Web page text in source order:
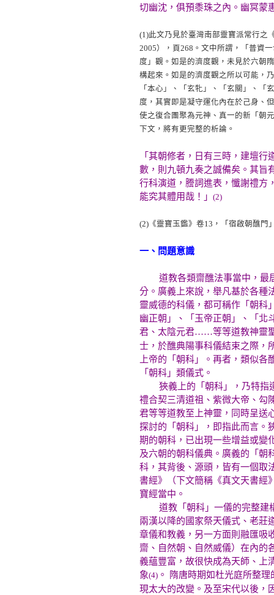
切幽沈，俱預黍珠之內。幽冥蒙
(1)此文乃見於臺灣南部靈寶派常行之
2005），頁268。文中所謂，「普資
度」觀。如是的濟度觀，未見於六朝
構起來。如是的濟度觀之所以可能，
「本心」、「玄牝」、「玄關」、「
度，其實即是凝守運化內在於己身、
使之復合團聚為元神、真一的新「朝
下文，將有更完整的析論。
「其朝修者，日有三時，建壇
數，則九頓九奏之誠備矣。其旨
行科演道，謄詞進表，懺謝禮方
能究其體用哉！」 (2)
(2) 《靈寶玉鑑》卷13，「宿啟朝醮
一、問題意識
道教各類齋醮法事當中，最
分。廣義上來說，舉凡基於各種
靈威德的科儀，都可稱作「朝科
幽正朝」、「玉帝正朝」、「
君、太陰元君……等等道教神靈
士，於醮典陽事科儀結束之際，
上帝的「朝科」。再者，類似
「朝科」類儀式。
狹義上的「朝科」，乃特指道
禮合契三清道祖、紫微大帝、勾
君等等道教至上神靈，同時呈送
探討的「朝科」，即指此而言。
期的朝科，已出現一些增益或變
及六朝的朝科儀典。廣義的「朝
科，其背後、源頭，皆有一個取
書經》（下文簡稱《真文天書經
寶經當中。
道教「朝科」一儀的完整建構
兩漢以降的國家祭天儀式、老莊
章儀和教義，另一方面則融匯吸
齋、自然朝、自然威儀）在內的
義蘊豐富，故很快成為天師、上
象(4) 。 隋唐時期如杜光庭所整
現太大的改變。及至宋代以後，